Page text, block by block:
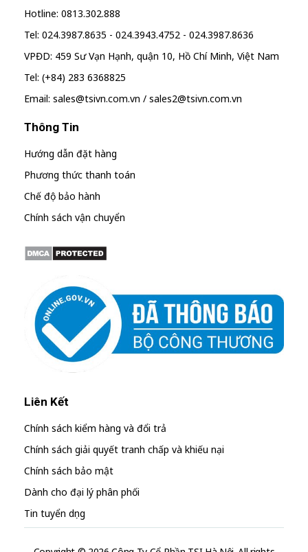
Hotline: 0813.302.888
Tel: 024.3987.8635 - 024.3943.4752 - 024.3987.8636
VPĐD: 459 Sư Vạn Hạnh, quận 10, Hồ Chí Minh, Việt Nam
Tel: (+84) 283 6368825
Email: sales@tsivn.com.vn / sales2@tsivn.com.vn
Thông Tin
Hướng dẫn đặt hàng
Phương thức thanh toán
Chế độ bảo hành
Chính sách vận chuyển
Liên Kết
Chính sách kiểm hàng và đổi trả
Chính sách giải quyết tranh chấp và khiếu nại
Chính sách bảo mật
Dành cho đại lý phân phối
Tin tuyển dụng